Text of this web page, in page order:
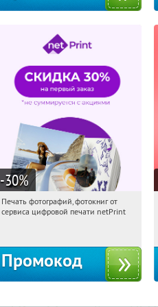
-30%
18:46:53 Получили:
Печать фотографий, фотокниг от
сервиса цифровой печати netPrint
Промокод